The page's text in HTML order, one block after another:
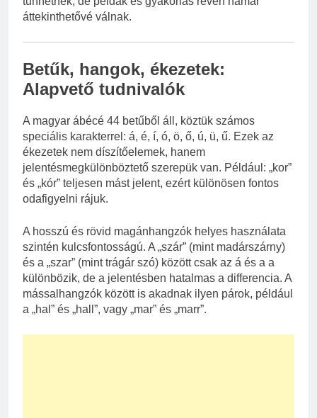
áttekinthetővé válnak.
Betűk, hangok, ékezetek:
Alapvető tudnivalók
A magyar ábécé 44 betűből áll, köztük számos
speciális karakterrel: á, é, í, ó, ö, ő, ú, ü, ű. Ezek az
ékezetek nem díszítőelemek, hanem
jelentésmegkülönböztető szerepük van. Például: „kor”
és „kór” teljesen mást jelent, ezért különösen fontos
odafigyelni rájuk.
A hosszú és rövid magánhangzók helyes használata
szintén kulcsfontosságú. A „szár” (mint madárszárny)
és a „szar” (mint trágár szó) között csak az á és a a
különbözik, de a jelentésben hatalmas a differencia. A
mássalhangzók között is akadnak ilyen párok, például
a „hal” és „hall”, vagy „mar” és „marr”.